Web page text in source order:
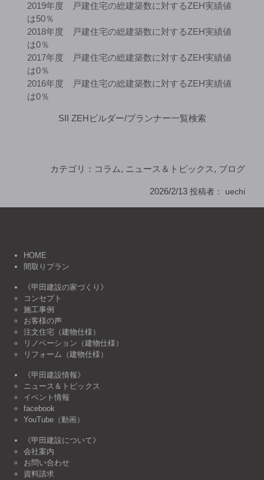
2019年度 戸建住宅の総建築数に対するZEH実績値
は50％
2018年度 戸建住宅の総建築数に対するZEH実績値
は0％
2017年度 戸建住宅の総建築数に対するZEH実績値
は0％
2016年度 戸建住宅の総建築数に対するZEH実績値
は0％
SII ZEHビルダー/プランナー一覧検索
カテゴリ： コラム, ニュース＆トピックス , ブログ
2026/2/13 投稿者： uechi
HOME
間取りプラン
《甲田建設の家づくり》
コンセプト
施工事例
お客様の声
注文住宅（建物仕様）
リノベーション（建物仕様）
リフォーム（建物仕様）
《甲田建設情報》
ニュース＆トピックス
イベント情報
facebook
YouTube（動画）
《甲田建設について》
会社案内
お問い合わせ
資料請求